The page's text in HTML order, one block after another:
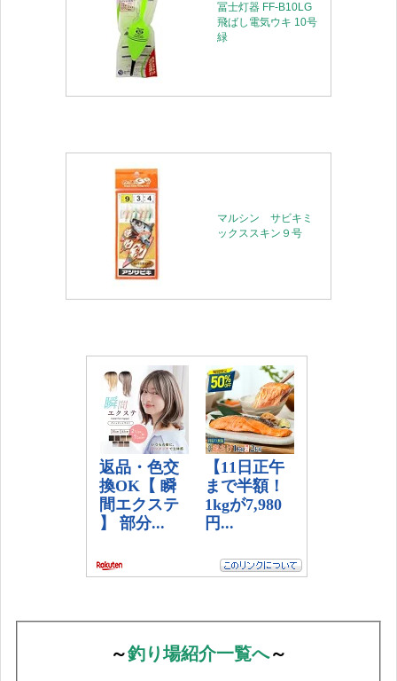
冨士灯器 FF-B10LG
飛ばし電気ウキ 10号
緑
マルシン サビキミ
ックススキン９号
～釣り場紹介一覧へ～